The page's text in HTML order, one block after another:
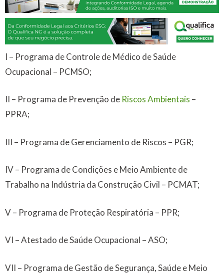
I – Programa de Controle de Médico de Saúde
Ocupacional – PCMSO;
II – Programa de Prevenção de Riscos Ambientais –
PPRA;
III – Programa de Gerenciamento de Riscos – PGR;
IV – Programa de Condições e Meio Ambiente de
Trabalho na Indústria da Construção Civil – PCMAT;
V – Programa de Proteção Respiratória – PPR;
VI – Atestado de Saúde Ocupacional – ASO;
VII – Programa de Gestão de Segurança, Saúde e Meio